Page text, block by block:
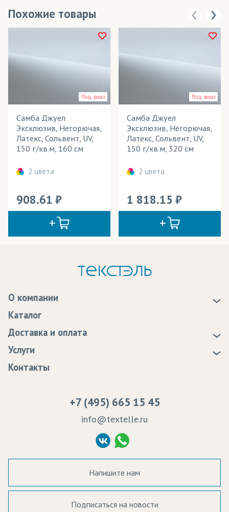
Похожие товары
Под заказ
Самба Джуел
Эксклюзив, Негорючая,
Латекс, Сольвент, UV,
150 г/кв.м, 160 см
2 цвета
908.61
Под заказ
Самба Джуел
Эксклюзив, Негорючая,
Латекс, Сольвент, UV,
150 г/кв.м, 320 см
2 цвета
1 818.15
О компании
Статьи
Программа лояльности
Сертификаты качества
Судебные решения
Политика Конфиденциальности
Согласие на обработку ПД
Каталог
Доставка и оплата
Доставка
Оплата
Услуги
Образцы
Контакты
+7 (495) 665 15 45
info@textelle.ru
Напишите нам
Подписаться на новости